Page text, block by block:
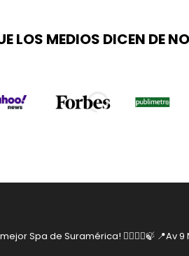
LOS MEDIOS DICEN DE
Spa de Suramérica! 🧘‍♂️🧘‍♀️🍃 📍Av